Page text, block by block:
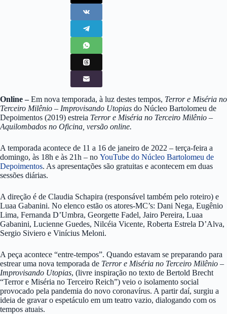
Online –Em nova temporada, à luz destes tempos, Terror e Miséria no
Terceiro Milênio – Improvisando Utopias do Núcleo Bartolomeu de
Depoimentos (2019) estreia Terror e Miséria no Terceiro Milênio –
Aquilombados no Oficina, versão online.
A temporada acontece de 11 a 16 de janeiro de 2022 – terça-feira a
domingo, às 18h e às 21h – no YouTube do Núcleo Bartolomeu de
Depoimentos. As apresentações são gratuitas e acontecem em duas
sessões diárias.
A direção é de Claudia Schapira (responsável também pelo roteiro) e
Luaa Gabanini. No elenco estão os atores-MC’s: Dani Nega, Eugênio
Lima, Fernanda D’Umbra, Georgette Fadel, Jairo Pereira, Luaa
Gabanini, Lucienne Guedes, Nilcéia Vicente, Roberta Estrela D’Alva,
Sergio Siviero e Vinícius Meloni.
A peça acontece “entre-tempos”. Quando estavam se preparando para
estrear uma nova temporada de Terror e Miséria no Terceiro Milênio –
Improvisando Utopias, (livre inspiração no texto de Bertold Brecht
“Terror e Miséria no Terceiro Reich”) veio o isolamento social
provocado pela pandemia do novo coronavírus. A partir daí, surgiu a
ideia de gravar o espetáculo em um teatro vazio, dialogando com os
tempos atuais.